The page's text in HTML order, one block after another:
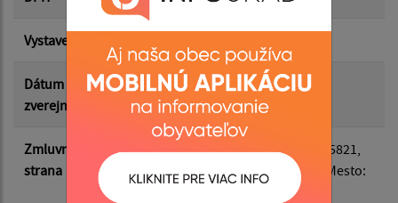
Suma do:
Vystavená
Dátum
zverejnenia
20.01.2025
Zmluvná
strana
Odberateľ: Obec Stretava, IČO: 00325821,
Adresa: Ulica nad Laborcom 12/14, Mesto: